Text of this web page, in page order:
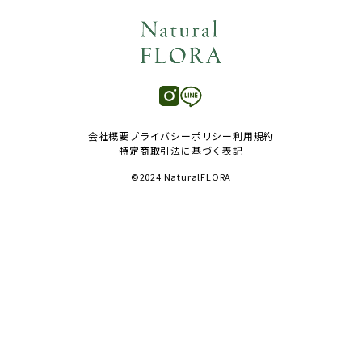
会社概要プライバシーポリシー利用規約
特定商取引法に基づく表記
©2024 NaturalFLORA